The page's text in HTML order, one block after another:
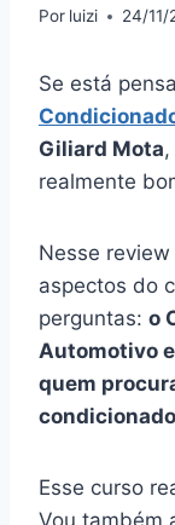
Por luizi 24/11/
Se está
Giliard Mota
realmente
Nesse
aspectos do
perguntas: o
Automotivo
quem
Esse curso